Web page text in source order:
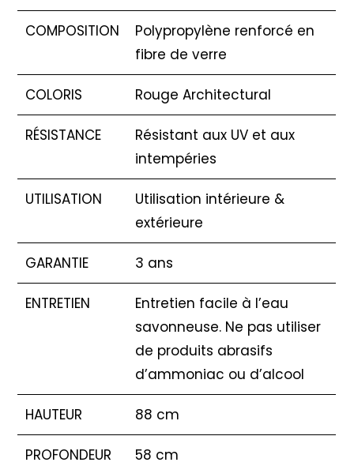
COMPOSITION
Polypropylène renforcé en
fibre de verre
COLORIS Rouge Architectural
RÉSISTANCE
Résistant aux UV et aux
intempéries
UTILISATION
Utilisation intérieure &
extérieure
GARANTIE 3 ans
ENTRETIEN
Entretien facile à l’eau
savonneuse. Ne pas utiliser
de produits abrasifs
d’ammoniac ou d’alcool
HAUTEUR 88 cm
PROFONDEUR 58 cm